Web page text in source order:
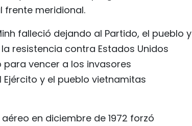
frente meridional.
falleció dejando al Partido, el pueblo y
resistencia contra Estados Unidos
para vencer a los invasores
Ejército y el pueblo vietnamitas
en diciembre de 1972 forzó